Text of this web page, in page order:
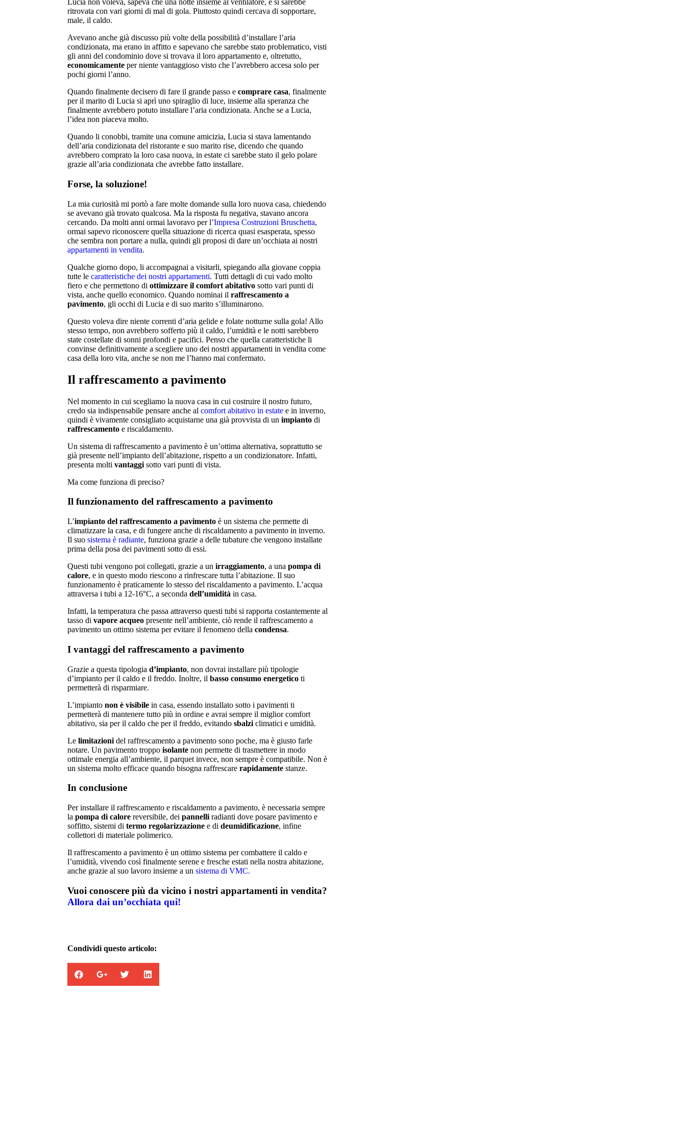
Lucia non voleva, sapeva che una notte insieme al ventilatore, e si sarebbe
ritrovata con vari giorni di mal di gola. Piuttosto quindi cercava di sopportare,
male, il caldo.
Avevano anche già discusso più volte della possibilità d’installare l’aria
condizionata, ma erano in affitto e sapevano che sarebbe stato problematico, visti
gli anni del condominio dove si trovava il loro appartamento e, oltretutto,
economicamente per niente vantaggioso visto che l’avrebbero accesa solo per
pochi giorni l’anno.
Quando finalmente decisero di fare il grande passo e comprare casa, finalmente
per il marito di Lucia si aprì uno spiraglio di luce, insieme alla speranza che
finalmente avrebbero potuto installare l’aria condizionata. Anche se a Lucia,
l’idea non piaceva molto.
Quando li conobbi, tramite una comune amicizia, Lucia si stava lamentando
dell’aria condizionata del ristorante e suo marito rise, dicendo che quando
avrebbero comprato la loro casa nuova, in estate ci sarebbe stato il gelo polare
grazie all’aria condizionata che avrebbe fatto installare.
Forse, la soluzione!
La mia curiosità mi portò a fare molte domande sulla loro nuova casa, chiedendo
se avevano già trovato qualcosa. Ma la risposta fu negativa, stavano ancora
cercando. Da molti anni ormai lavoravo per l’Impresa Costruzioni Bruschetta,
ormai sapevo riconoscere quella situazione di ricerca quasi esasperata, spesso
che sembra non portare a nulla, quindi gli proposi di dare un’occhiata ai nostri
appartamenti in vendita.
Qualche giorno dopo, li accompagnai a visitarli, spiegando alla giovane coppia
tutte le caratteristiche dei nostri appartamenti. Tutti dettagli di cui vado molto
fiero e che permettono di ottimizzare il comfort abitativo sotto vari punti di
vista, anche quello economico. Quando nominai il raffrescamento a
pavimento, gli occhi di Lucia e di suo marito s’illuminarono.
Questo voleva dire niente correnti d’aria gelide e folate notturne sulla gola! Allo
stesso tempo, non avrebbero sofferto più il caldo, l’umidità e le notti sarebbero
state costellate di sonni profondi e pacifici. Penso che quella caratteristiche li
convinse definitivamente a scegliere uno dei nostri appartamenti in vendita come
casa della loro vita, anche se non me l’hanno mai confermato.
Il raffrescamento a pavimento
Nel momento in cui scegliamo la nuova casa in cui costruire il nostro futuro,
credo sia indispensabile pensare anche al comfort abitativo in estate e in inverno,
quindi è vivamente consigliato acquistarne una già provvista di un impianto di
raffrescamento e riscaldamento.
Un sistema di raffrescamento a pavimento è un’ottima alternativa, soprattutto se
già presente nell’impianto dell’abitazione, rispetto a un condizionatore. Infatti,
presenta molti vantaggi sotto vari punti di vista.
Ma come funziona di preciso?
Il funzionamento del raffrescamento a pavimento
L’impianto del raffrescamento a pavimento è un sistema che permette di
climatizzare la casa, e di fungere anche di riscaldamento a pavimento in inverno.
Il suo sistema è radiante, funziona grazie a delle tubature che vengono installate
prima della posa dei pavimenti sotto di essi.
Questi tubi vengono poi collegati, grazie a un irraggiamento, a una pompa di
calore, e in questo modo riescono a rinfrescare tutta l’abitazione. Il suo
funzionamento è praticamente lo stesso del riscaldamento a pavimento. L’acqua
attraversa i tubi a 12-16°C, a seconda dell’umidità in casa.
Infatti, la temperatura che passa attraverso questi tubi si rapporta costantemente al
tasso di vapore acqueo presente nell’ambiente, ciò rende il raffrescamento a
pavimento un ottimo sistema per evitare il fenomeno della condensa.
I vantaggi del raffrescamento a pavimento
Grazie a questa tipologia d’impianto, non dovrai installare più tipologie
d’impianto per il caldo e il freddo. Inoltre, il basso consumo energetico ti
permetterà di risparmiare.
L’impianto non è visibile in casa, essendo installato sotto i pavimenti ti
permetterà di mantenere tutto più in ordine e avrai sempre il miglior comfort
abitativo, sia per il caldo che per il freddo, evitando sbalzi climatici e umidità.
Le limitazioni del raffrescamento a pavimento sono poche, ma è giusto farle
notare. Un pavimento troppo isolante non permette di trasmettere in modo
ottimale energia all’ambiente, il parquet invece, non sempre è compatibile. Non è
un sistema molto efficace quando bisogna raffrescare rapidamente stanze.
In conclusione
Per installare il raffrescamento e riscaldamento a pavimento, è necessaria sempre
la pompa di calore reversibile, dei pannelli radianti dove posare pavimento e
soffitto, sistemi di termo regolarizzazione e di deumidificazione, infine
collettori di materiale polimerico.
Il raffrescamento a pavimento è un ottimo sistema per combattere il caldo e
l’umidità, vivendo così finalmente serene e fresche estati nella nostra abitazione,
anche grazie al suo lavoro insieme a un sistema di VMC.
Vuoi conoscere più da vicino i nostri appartamenti in vendita?
Allora dai un’occhiata qui!
Condividi questo articolo: